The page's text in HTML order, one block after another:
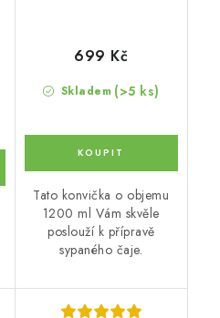
Skladem (>5 ks)
699 Kč
Tato konvička o objemu
1200 ml Vám skvěle
poslouží k přípravě
sypaného čaje.